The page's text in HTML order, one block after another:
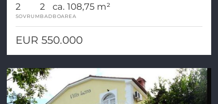
2
SOVRUM
2
BAD
ca. 108,75 m²
BOAREA
EUR 550.000